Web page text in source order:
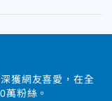
獲網友喜愛，在全
萬粉絲。